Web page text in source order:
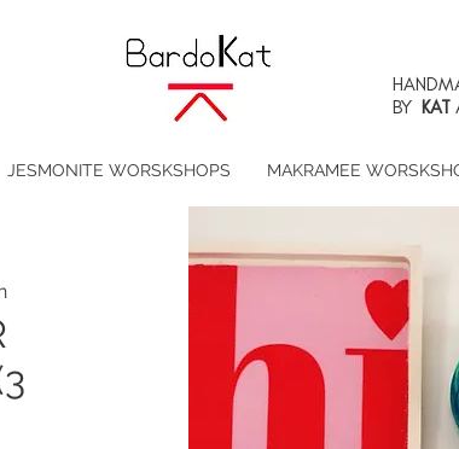
BY KAT
JESMONITE WORSKSHOPS MAKRAMEE